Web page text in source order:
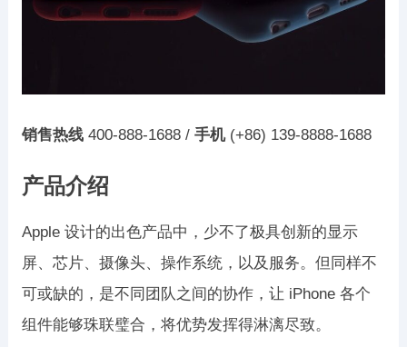
销售热线400-888-1688 / 手机(+86) 139-8888-1688
产品介绍
Apple 设计的出色产品中，少不了极具创新的显示
屏、芯片、摄像头、操作系统，以及服务。但同样不
可或缺的，是不同团队之间的协作，让 iPhone 各个
组件能够珠联璧合，将优势发挥得淋漓尽致。